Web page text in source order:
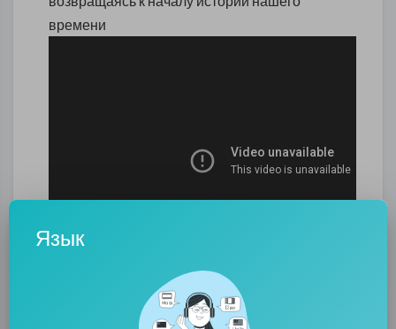
времени
0 • 0 Комментарии
Язык